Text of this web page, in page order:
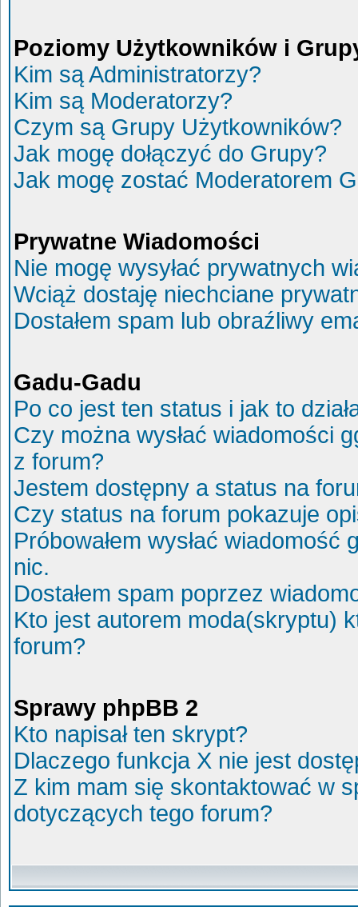
Poziomy Użytkowników i
Kim są Administratorzy?
Kim są Moderatorzy?
Czym są Grupy Użytkowników?
Jak mogę dołączyć do Grupy?
Jak mogę zostać Moderatorem
Prywatne Wiadomości
Nie mogę wysyłać prywatnych
Wciąż dostaję niechciane
Dostałem spam lub obraźliwy
Gadu-Gadu
Po co jest ten status i jak to
Czy można wysłać wiadomości
z forum?
Jestem dostępny a status na
Czy status na forum pokazuje
Próbowałem wysłać
nic.
Dostałem spam poprzez
Kto jest autorem moda(skryptu)
forum?
Sprawy phpBB 2
Kto napisał ten skrypt?
Dlaczego funkcja X nie jest
Z kim mam się skontaktować w
dotyczących tego forum?